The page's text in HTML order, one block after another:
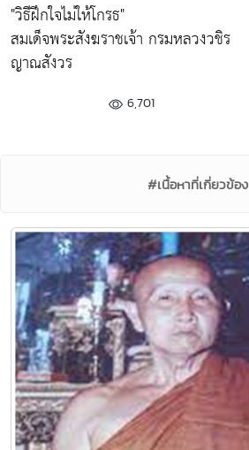
"วิธีฝึกใจไม่ให้โกรธ"
สมเด็จพระสังฆราชเจ้า กรมหลวงวชิร
ญาณสังวร
6,701
#เนื้อหาที่เกี่ยวข้อง